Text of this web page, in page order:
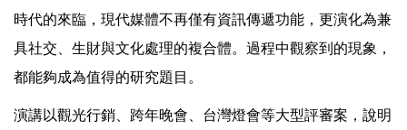
時代的來臨，現代媒體不再僅有資訊傳遞功能，更演化為兼
具社交、生財與文化處理的複合體。過程中觀察到的現象，
都能夠成為值得的研究題目。
演講以觀光行銷、跨年晚會、台灣燈會等大型評審案，說明